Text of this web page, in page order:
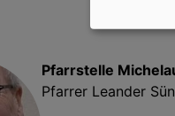
Pfarrstelle
Pfarrer Leander